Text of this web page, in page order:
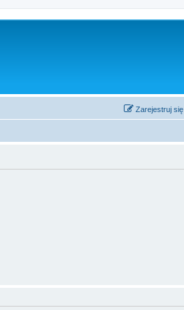
Zarejestruj się